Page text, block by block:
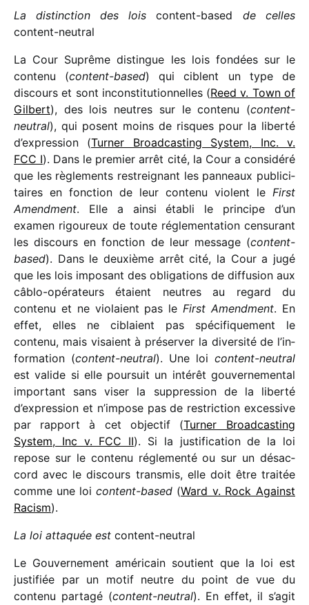
La distinc­tion des lois content-based de celles
content-neutral
La Cour Suprême distingue les lois fondées sur le
contenu (content-based) qui ciblent un type de
discours et sont incons­ti­tu­tion­nelles (Reed v. Town of
Gilbert), des lois neutres sur le contenu (content-
neutral), qui posent moins de risques pour la liberté
d’expression (Turner Broadcasting System, Inc. v.
FCC I). Dans le premier arrêt cité, la Cour a consi­déré
que les règle­ments restrei­gnant les panneaux publi­ci­
taires en fonc­tion de leur contenu violent le First
Amendment. Elle a ainsi établi le prin­cipe d’un
examen rigou­reux de toute régle­men­ta­tion censu­rant
les discours en fonc­tion de leur message (content-
based). Dans le deuxième arrêt cité, la Cour a jugé
que les lois impo­sant des obli­ga­tions de diffu­sion aux
câblo-opéra­teurs étaient neutres au regard du
contenu et ne violaient pas le First Amendment. En
effet, elles ne ciblaient pas spéci­fi­que­ment le
contenu, mais visaient à préser­ver la diver­sité de l’in­
for­ma­tion (content-neutral). Une loi content-neutral
est valide si elle pour­suit un inté­rêt gouver­ne­men­tal
impor­tant sans viser la suppres­sion de la liberté
d’expression et n’impose pas de restric­tion exces­sive
par rapport à cet objec­tif (Turner Broadcasting
System, Inc v. FCC II). Si la justi­fi­ca­tion de la loi
repose sur le contenu régle­menté ou sur un désac­
cord avec le discours trans­mis, elle doit être trai­tée
comme une loi content-based (Ward v. Rock Against
Racism).
La loi atta­quée est content-neutral
Le Gouvernement améri­cain soutient que la loi est
justi­fiée par un motif neutre du point de vue du
contenu partagé (content-neutral). En effet, il s’agit